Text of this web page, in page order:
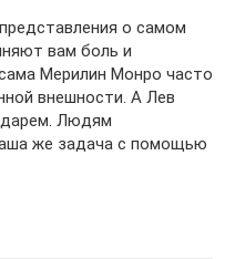
о самом
вам боль и
Мерилин Монро часто
внешности. А Лев
Людям
же задача с помощью